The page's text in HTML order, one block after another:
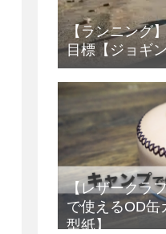
【ランニング
目標【ジョギ
【レザークラ
で使えるOD缶
型紙】